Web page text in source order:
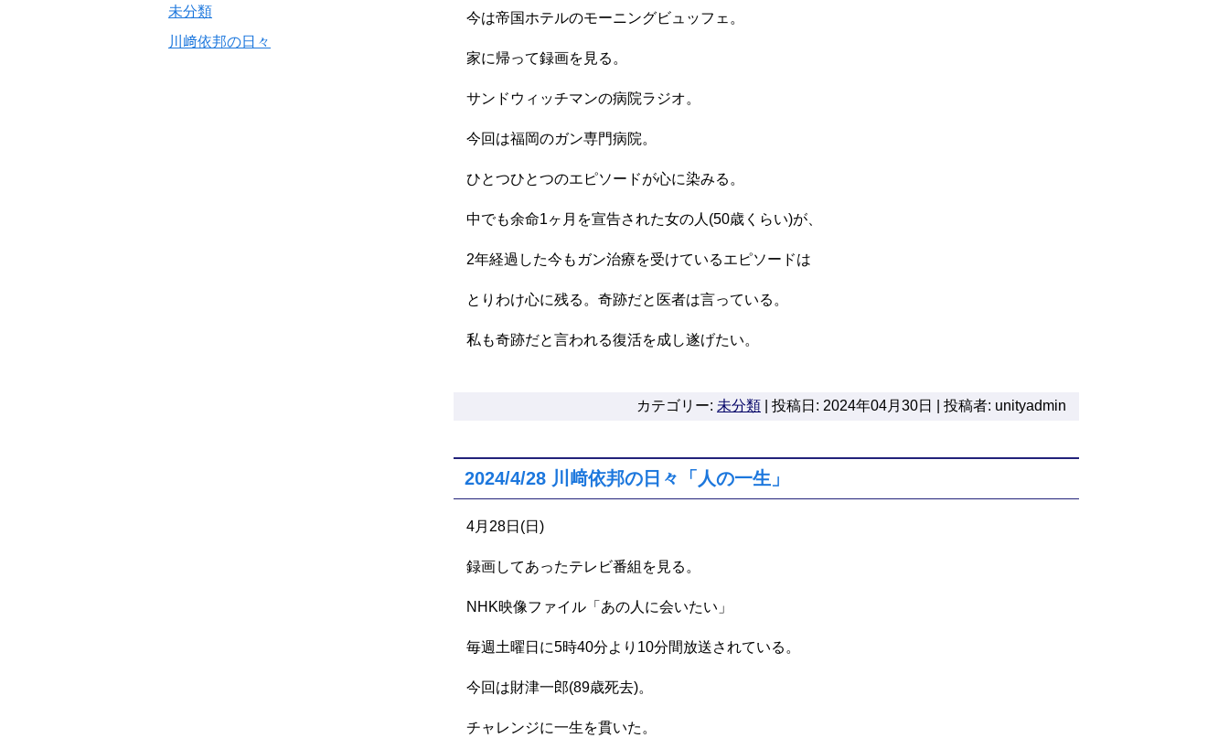
今は帝国ホテルのモーニングビュッフェ。
家に帰って録画を見る。
サンドウィッチマンの病院ラジオ。
今回は福岡のガン専門病院。
ひとつひとつのエピソードが心に染みる。
中でも余命1ヶ月を宣告された女の人(50歳くらい)が、
2年経過した今もガン治療を受けているエピソードは
とりわけ心に残る。奇跡だと医者は言っている。
私も奇跡だと言われる復活を成し遂げたい。
カテゴリー: 未分類 投稿日: 2024年04月30日 | 投稿者: unityadmin
2024/4/28 川﨑依邦の日々「人の一生」
4月28日(日)
録画してあったテレビ番組を見る。
NHK映像ファイル「あの人に会いたい」
毎週土曜日に5時40分より10分間放送されている。
今回は財津一郎(89歳死去)。
チャレンジに一生を貫いた。
未分類
川﨑依邦の日々